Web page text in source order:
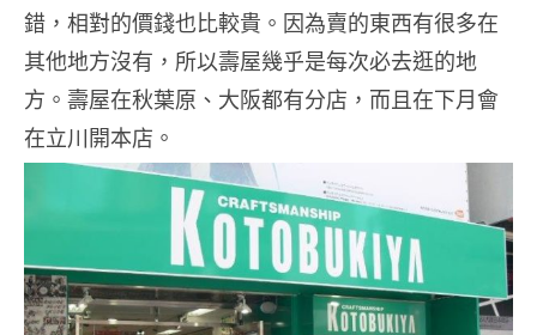
錯，相對的價錢也比較貴。因為賣的東西有很多在
其他地方沒有，所以壽屋幾乎是每次必去逛的地
方。壽屋在秋葉原、大阪都有分店，而且在下月會
在立川開本店。